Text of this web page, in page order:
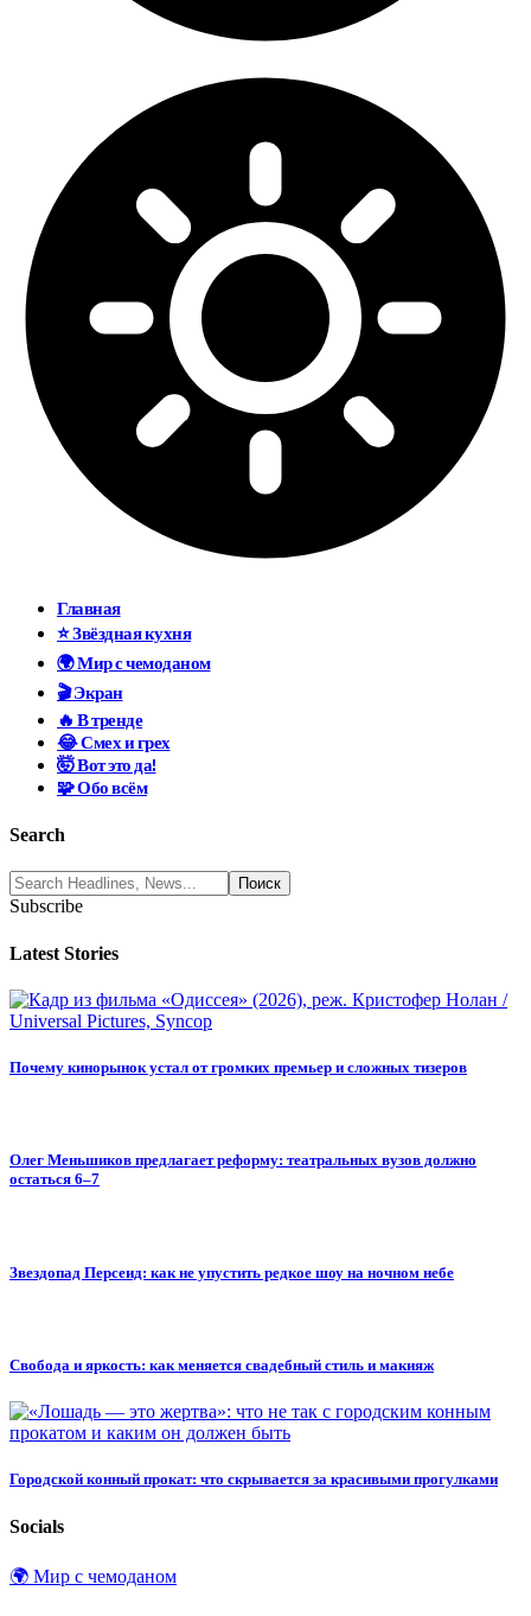
Главная
⭐ Звёздная кухня
🌍 Мир с чемоданом
🎬 Экран
🔥 В тренде
😂 Смех и грех
🤯 Вот это да!
🧩 Обо всём
Search
Subscribe
Latest Stories
Почему кинорынок устал от громких премьер и сложных тизеров
Олег Меньшиков предлагает реформу: театральных вузов должно
остаться 6–7
Звездопад Персеид: как не упустить редкое шоу на ночном небе
Свобода и яркость: как меняется свадебный стиль и макияж
Городской конный прокат: что скрывается за красивыми прогулками
Socials
🌍 Мир с чемоданом